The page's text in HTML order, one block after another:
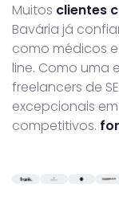
Muitos clientes
Bavária já
como médicos
line. Como uma
freelancers de
excepcionais
competitivos.